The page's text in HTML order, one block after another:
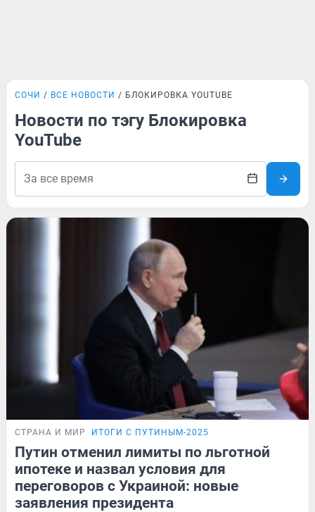
СОЧИ ВСЕ НОВОСТИ БЛОКИРОВКА YOUTUBE
Новости по тэгу Блокировка
YouTube
СТРАНА И МИР ИТОГИ С ПУТИНЫМ-2025
Путин отменил лимиты по льготной
ипотеке и назвал условия для
переговоров с Украиной: новые
заявления президента